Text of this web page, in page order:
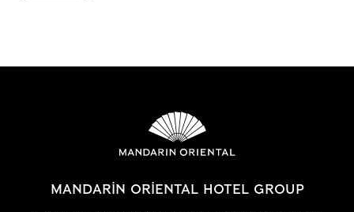
MANDARIN ORIENTAL HOTEL GROUP